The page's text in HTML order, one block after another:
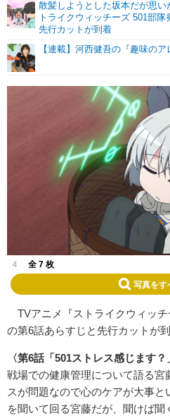
散髪しようとした坂本だが思
トライクウィッチーズ 501部
先行カットが到着
【連載】河西健吾の『趣味のア
４ 全 7 枚
写真をす
TVアニメ『ストライクウィッチ
の第6話あらすじと先行カットが
〈第6話「501ストレス感じます？
戦場での健康管理について語る宮
スが問題なので心のケアが大事
を聞いて回る宮藤だが、聞けば